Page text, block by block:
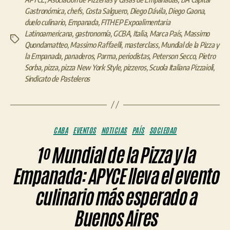
Etiquetas
Gastronómica,chefs, Costa Salguero, Diego Dávila,Diego Gaona,
duelo culinario, Empanada,FITHEP Expoalimentaria
Latinoamericana, gastronomía,GCBA, Italia, Marca País, Massimo
Quondamatteo,Massimo Raffaelli, masterclass,Mundial de la Pizza y
la Empanada, panaderos, Parma,periodistas, Peterson Secco, Pietro
Sorba,pizza,pizza New York Style, pizzeros,Scuola Italiana Pizzaioli,
Sindicato de Pasteleros
Categorías
CABA EVENTOS NOTICIAS PAÍS SOCIEDAD
1º Mundial de la Pizza y la
Empanada: APYCE lleva el evento
culinario más esperado a
Buenos Aires